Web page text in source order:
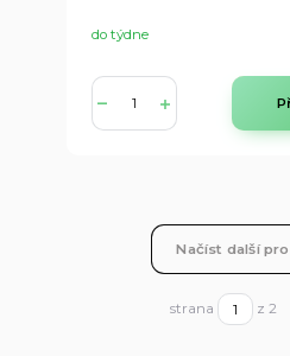
do týdne
Načíst další
strana z 2